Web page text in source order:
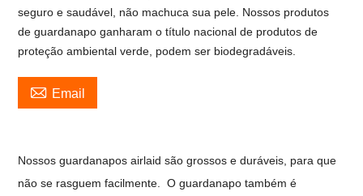
seguro e saudável, não machuca sua pele. Nossos produtos
de guardanapo ganharam o título nacional de produtos de
proteção ambiental verde, podem ser biodegradáveis.
 Email
Nossos guardanapos airlaid são grossos e duráveis, para que
não se rasguem facilmente.
O guardanapo também é